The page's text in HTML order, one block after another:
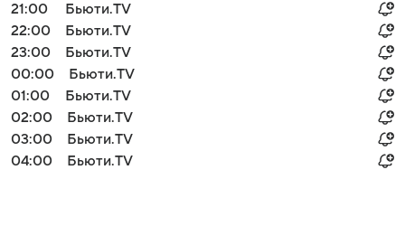
21:00
Бьюти.TV
22:00
Бьюти.TV
23:00
Бьюти.TV
00:00
Бьюти.TV
01:00
Бьюти.TV
02:00
Бьюти.TV
03:00
Бьюти.TV
04:00
Бьюти.TV